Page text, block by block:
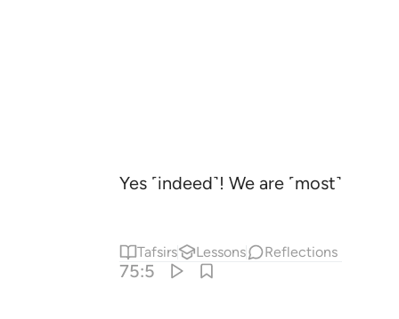
Yes ˹indeed˺! We are ˹most˺
Tafsirs Lessons Reflections
75:5